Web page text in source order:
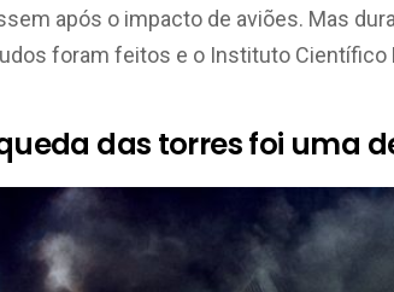
após o impacto de aviões. Mas
foram feitos e o Instituto Científico
das torres foi uma